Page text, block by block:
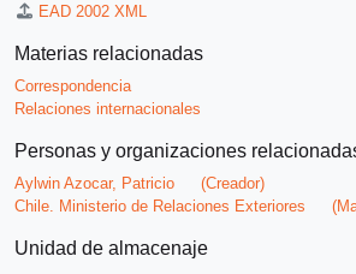
EAD 2002 XML
Materias relacionadas
Correspondencia
Relaciones internacionales
Personas y organizaciones
Aylwin Azocar, Patricio
(Creador)
Chile. Ministerio de Relaciones Exteriores
Unidad de almacenaje